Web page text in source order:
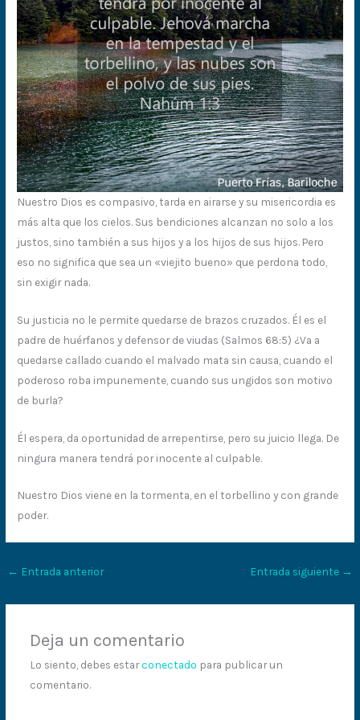
Nuestro Dios es compasivo, tarda en airarse y su misericordia es
más alta que los cielos. Sus bendiciones alcanzan no solo a los
justos, sino también a sus hijos y a los hijos de sus hijos. Pero
eso no significa que sea un «viejito bueno» que perdona todo,
sin exigir nada.
Su justicia no le permite quedarse de brazos cruzados. Él es el
padre de huérfanos y defensor de viudas (Salmos 68:5) ¿Va a
quedarse callado cuando el malvado mata sin causa, cuando el
poderoso roba impunemente, cuando sus ungidos son motivo
de burla?
Él espera, da oportunidad de arrepentirse, pero su juicio llega. De
ningura manera tendrá por inocente al culpable.
Nuestro Dios viene en la tormenta, en el torbellino y con grande
poder.
← Entrada anterior Entrada siguiente →
Deja un comentario
Lo siento, debes estarconectado para publicar un
comentario.